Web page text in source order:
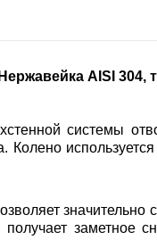
AISI 304,
системы
значительно